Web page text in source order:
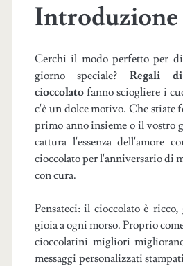
Introduzione
Cerchi il modo perfetto per
giorno speciale?Regali
cioccolatofanno sciogliere i
c'è un dolce motivo. Che stiate
primo anno insieme o il vostro
cattura l'essenza dell'amore
cioccolato per l'anniversario di
con cura.
Pensateci: il cioccolato è ricco,
gioia a ogni morso. Proprio
cioccolatini migliori
messaggi personalizzati